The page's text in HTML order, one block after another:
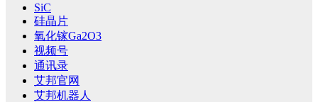
SiC
硅晶片
氧化镓Ga2O3
视频号
通讯录
艾邦官网
艾邦机器人